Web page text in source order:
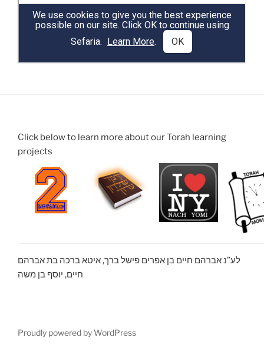
Click below to learn more about our Torah learning
projects
לע”נ אברהם חיים בן אפרים פישל ברך, איטא ברכה בת אברהם
חיים, יוסף בן משה
Proudly powered by WordPress